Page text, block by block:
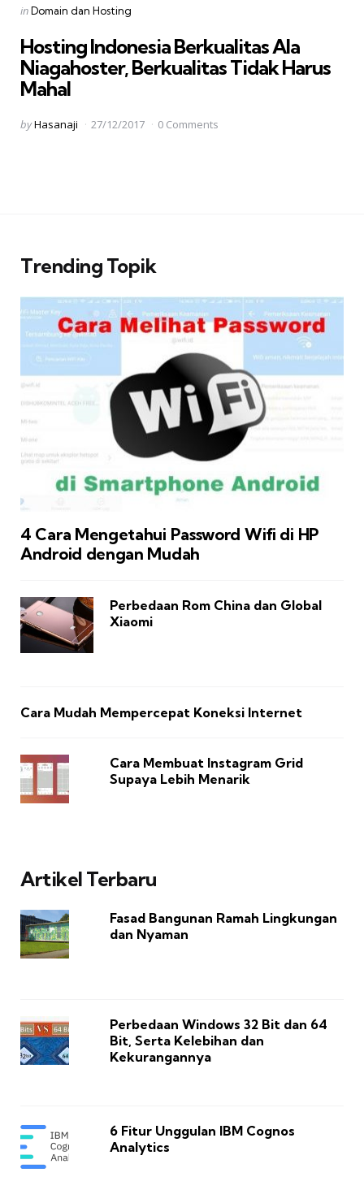
Categories
Posted
inDomain dan Hosting
Hosting Indonesia Berkualitas Ala
Niagahoster, Berkualitas Tidak Harus
Mahal
Posted
byHasanaji 27/12/2017 0 Comments
Trending Topik
4 Cara Mengetahui Password Wifi di HP
Android dengan Mudah
Perbedaan Rom China dan Global
Xiaomi
Cara Mudah Mempercepat Koneksi Internet
Cara Membuat Instagram Grid
Supaya Lebih Menarik
Artikel Terbaru
Fasad Bangunan Ramah Lingkungan
dan Nyaman
Perbedaan Windows 32 Bit dan 64
Bit, Serta Kelebihan dan
Kekurangannya
6 Fitur Unggulan IBM Cognos
Analytics